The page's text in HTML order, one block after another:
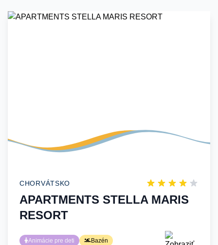
CHORVÁTSKO
APARTMENTS STELLA MARIS
RESORT
Animácie pre deti
Bazén